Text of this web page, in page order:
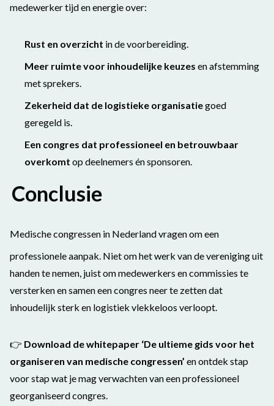
medewerker tijd en energie over:
Rust en overzicht in de voorbereiding.
Meer ruimte voor inhoudelijke keuzes en afstemming
met sprekers.
Zekerheid dat de logistieke organisatiegoed
geregeld is.
Een congres dat professioneel en betrouwbaar
overkomt op deelnemers én sponsoren.
Conclusie
Medische congressen in Nederland vragen om een
professionele aanpak. Niet om het werk van de vereniging uit
handen te nemen, juist om medewerkers en commissies te
versterken en samen een congres neer te zetten dat
inhoudelijk sterk en logistiek vlekkeloos verloopt.
👉 Download de whitepaper ‘De ultieme gids voor het
organiseren van medische congressen’ en ontdek stap
voor stap wat je mag verwachten van een professioneel
georganiseerd congres.